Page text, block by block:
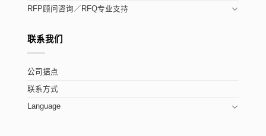
RFP顾问咨询／RFQ专业支持
联系我们
公司据点
联系方式
Language